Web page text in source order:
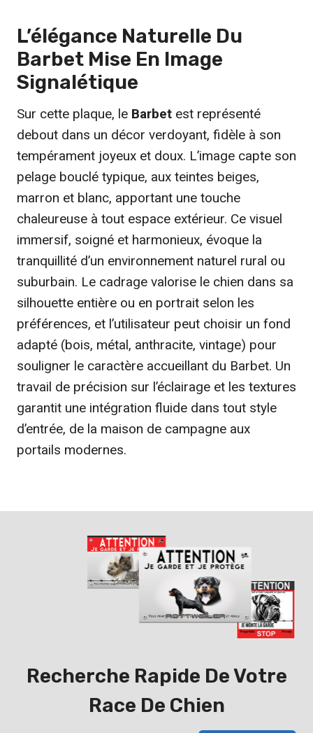
€
L’élégance Naturelle Du
Barbet Mise En Image
Signalétique
Sur cette plaque, le Barbet est représenté
debout dans un décor verdoyant, fidèle à son
tempérament joyeux et doux. L’image capte son
pelage bouclé typique, aux teintes beiges,
marron et blanc, apportant une touche
chaleureuse à tout espace extérieur. Ce visuel
immersif, soigné et harmonieux, évoque la
tranquillité d’un environnement naturel rural ou
suburbain. Le cadrage valorise le chien dans sa
silhouette entière ou en portrait selon les
préférences, et l’utilisateur peut choisir un fond
adapté (bois, métal, anthracite, vintage) pour
souligner le caractère accueillant du Barbet. Un
travail de précision sur l’éclairage et les textures
garantit une intégration fluide dans tout style
d’entrée, de la maison de campagne aux
portails modernes.
Recherche Rapide De Votre
Race De Chien